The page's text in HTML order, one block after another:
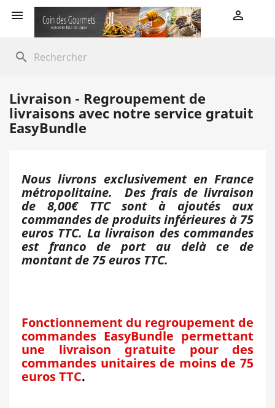
 
search
Livraison - Regroupement de
livraisons avec notre service gratuit
EasyBundle
Nous livrons exclusivement en France
métropolitaine. Des frais de livraison
de 8,00€ TTC sont à ajoutés aux
commandes de produits inférieures à 75
euros TTC. La livraison des commandes
est franco de port au delà ce de
montant de 75 euros TTC.
Fonctionnement du regroupement de
commandes EasyBundle permettant
une livraison gratuite pour des
commandes unitaires de moins de 75
euros TTC.